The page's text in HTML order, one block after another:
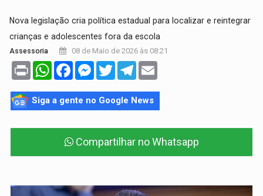
Nova legislação cria política estadual para localizar e reintegrar
crianças e adolescentes fora da escola
Assessoria 08 de Maio de 2026 às 08:21
Print WhatsAppFacebookMessenger
TwitterTelegram
Siga a gente no Google News
Compartilhar no Whatsapp